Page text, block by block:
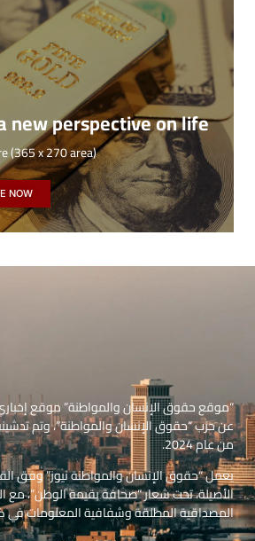
new perspective on life
(365 x 270 area)
NOW
“موقع حقوق الإنسان والمواطنة” موقع
من عام 2024.
يعمل “حقوق الإنسان والمواطنة نيوز” وفق
الأصيلة، تحت شعار “صحافة بقيمة الوطن”، مع
المصداقية المطلقة وشفافية المعلومات في